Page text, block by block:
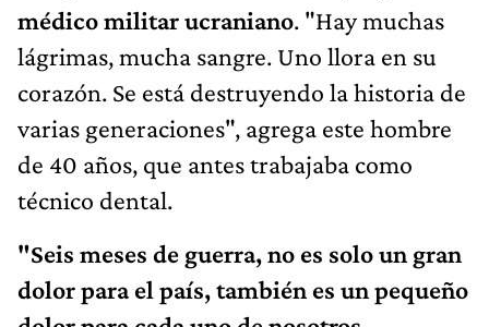
médico militar ucraniano. "Hay muchas
lágrimas, mucha sangre. Uno llora en su
corazón. Se está destruyendo la historia de
varias generaciones", agrega este hombre
de 40 años, que antes trabajaba como
técnico dental.
"Seis meses de guerra, no es solo un gran
dolor para el país, también es un pequeño